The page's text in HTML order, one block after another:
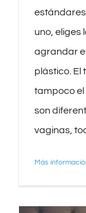
estándares
uno, eliges
agrandar
plástico. El
tampoco el
son
vaginas,
Más